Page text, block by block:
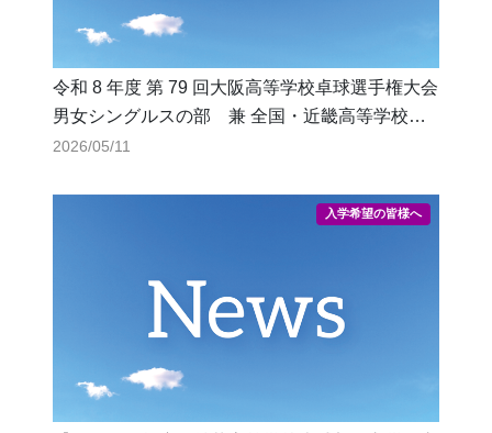
令和 8 年度 第 79 回大阪高等学校卓球選手権大会
男女シングルスの部 兼 全国・近畿高等学校卓
球選手権大会大阪府予選会 結果報告！！
2026/05/11